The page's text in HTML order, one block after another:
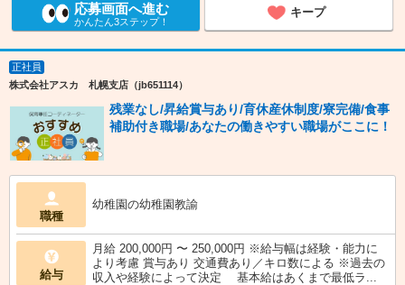
応募画面へ進む
かんたん3ステップ！
キープ
正社員
株式会社アスカ 札幌支店（jb651114）
残業なし/昇給賞与あり/育休産休制度/寮完備/食事
補助付き職場/あなたの働きやすい職場がここに！
職種
幼稚園の幼稚園教諭
給与
月給 200,000円 〜 250,000円 ※給与幅は経験・能力に
より考慮 賞与あり 交通費あり／キロ数による ※過去の
収入や経験によって決定 基本給はあくまで最低ラ...